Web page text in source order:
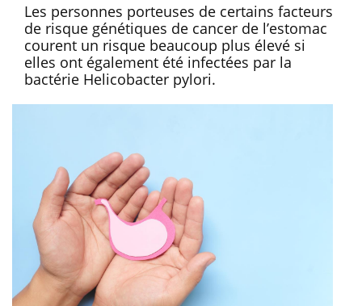
Les personnes porteuses de certains facteurs
de risque génétiques de cancer de l’estomac
courent un risque beaucoup plus élevé si
elles ont également été infectées par la
bactérie Helicobacter pylori.